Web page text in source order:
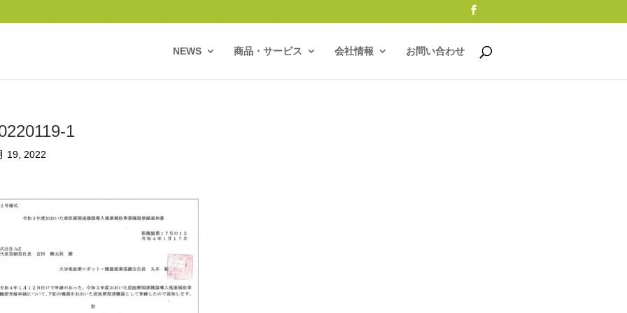
NEWS 商品・サービス 会社情報 お問い合わせ
1
19, 2022